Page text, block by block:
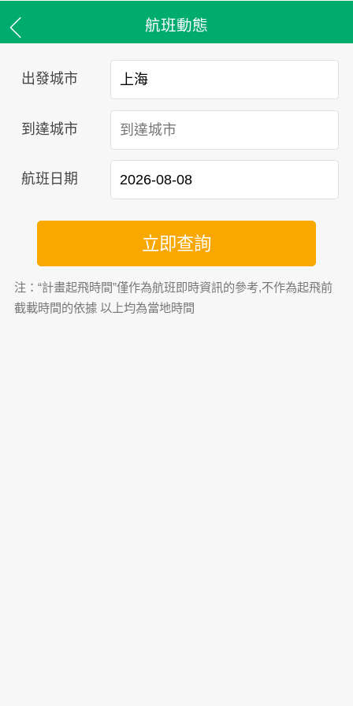
航班動態
出發城市
到達城市
航班日期
立即查詢
注：“計畫起飛時間”僅作為航班即時資訊的參考,不作為起飛前
截載時間的依據 以上均為當地時間